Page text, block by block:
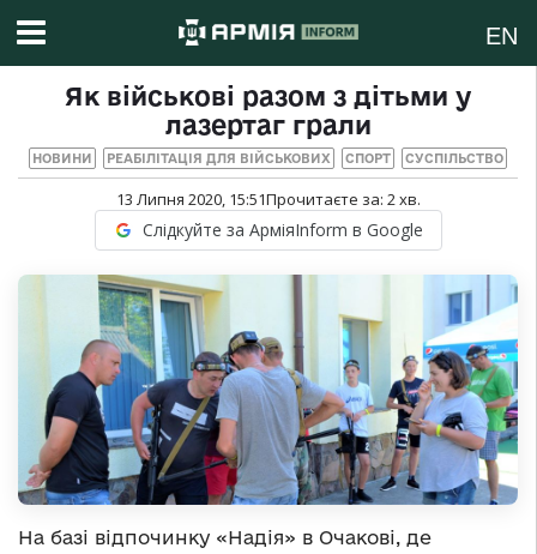
EN
Як військові разом з дітьми у
лазертаг грали
НОВИНИ РЕАБІЛІТАЦІЯ ДЛЯ ВІЙСЬКОВИХ СПОРТ СУСПІЛЬСТВО
13 Липня 2020, 15:51Прочитаєте за: 2хв.
Слідкуйте за АрміяInform в Google
На базі відпочинку «Надія» в Очакові, де